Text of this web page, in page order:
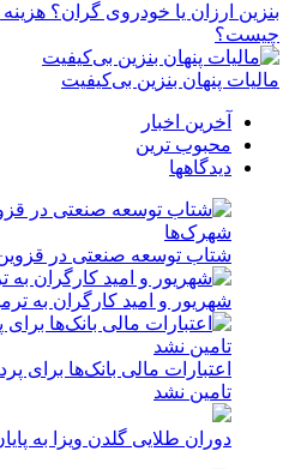
بنزین ارزان یا خودروی گران؟
چیست؟
مالیات پنهان بنزین بی‌کیفیت
آخرین اخبار
محبوب ترین
دیدگاهها
شتاب توسعه صنعتی در
شهریور و امید کارگران به
اعتبارات مالی بانک‌ها برای
تامین نشد
دوران طلایی گلدن ویزا به